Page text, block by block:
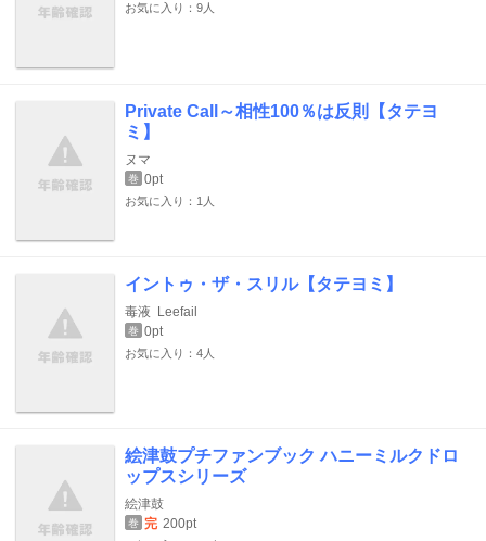
お気に入り：9人
Private Call～相性100％は反則【タテヨ
ミ】
ヌマ
巻 0pt
お気に入り：1人
イントゥ・ザ・スリル【タテヨミ】
毒液 Leefail
巻 0pt
お気に入り：4人
絵津鼓プチファンブック ハニーミルクドロ
ップスシリーズ
絵津鼓
巻 完 200pt